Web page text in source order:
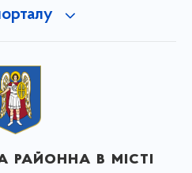
районна в місті